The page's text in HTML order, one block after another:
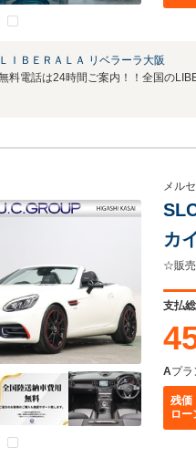
ＬＩＢＥＲＡＬＡ リベラーラ大阪
メル
カ
専
支払
Aプラ
残価
ロー